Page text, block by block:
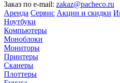
Заказ по e-mail: zakaz@pacheco.ru
Аренда Сервис Акции и скидки
Ноутбуки
Компьютеры
Моноблоки
Мониторы
Принтеры
Сканеры
Плоттеры